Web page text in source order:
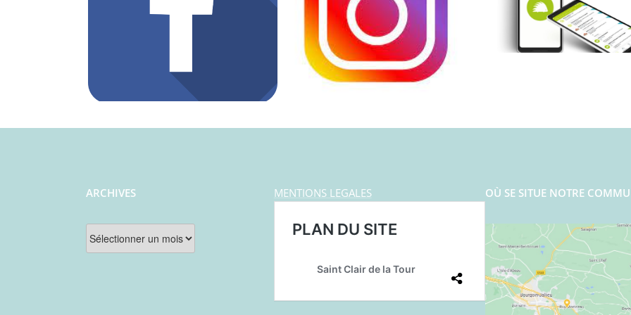
ARCHIVES
Archives
MENTIONS LEGALES OÙ SE SITUE NOTRE